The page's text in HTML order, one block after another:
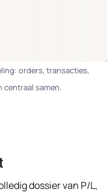
orders, transacties,
centraal samen.
dossier van P/L,